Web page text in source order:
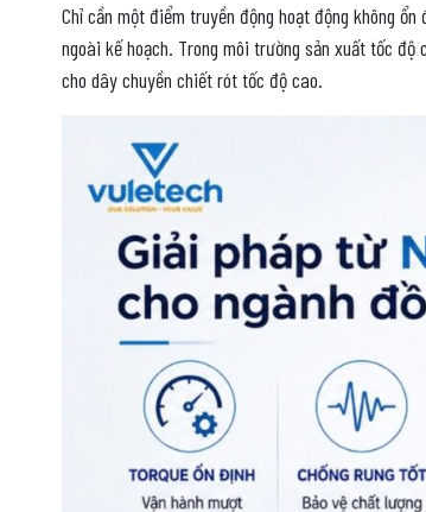
Chỉ cần một điểm truyền động hoạt động không
ngoài kế hoạch. Trong môi trường sản xuất tốc
cho dây chuyền chiết rót tốc độ cao.